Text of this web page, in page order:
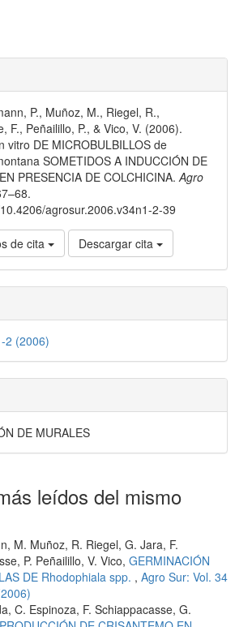
P., Muñoz, M., Riegel, R.,
F., Peñailillo, P., & Vico, V. (2006).
vitro DE MICROBULBILLOS de
SOMETIDOS A INDUCCIÓN DE
PRESENCIA DE COLCHICINA. Agro
agrosur.2006.v34n1-2-39
de cita Descargar cita
2 (2006)
DE MURALES
leídos del mismo
M. Muñoz, R. Riegel, G. Jara, F.
P. Peñailillo, V. Vico, GERMINACIÓN
DE Rhodophiala spp. , Agro Sur: Vol. 34
C. Espinoza, F. Schiappacasse, G.